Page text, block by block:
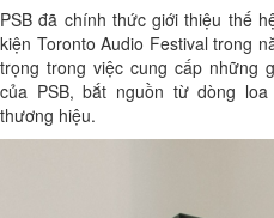
PSB đã chính thức giới thiệu thế
kiện Toronto Audio Festival trong
trọng trong việc cung cấp những
của PSB, bắt nguồn từ dòng
thương hiệu.